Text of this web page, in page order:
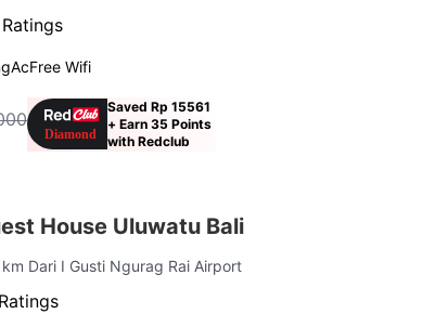
AcFree Wifi
Saved Rp 15561
+ Earn 35 Points
with Redclub
House Uluwatu Bali
km Dari I Gusti Ngurag Rai Airport